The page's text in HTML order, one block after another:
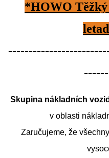
*HOWO
Skupina nákladních
v oblasti
Zaručujeme, že